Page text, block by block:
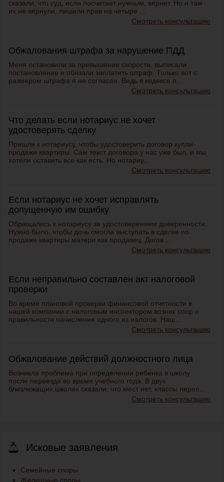
сказали, что суд, если посчитает нужным, вернет. Но и там
их не вернули, лишили прав на четыре ...
Смотреть консультацию
Обжалования штрафа за нарушение ПДД
Меня остановили за превышение скорости, выписали
постановление и обязали заплатить штраф. Только вот с
размером штрафа я не согласен. Ведь в кодексе п...
Смотреть консультацию
Что делать если нотариус не хочет
удостоверять сделку
Пришли к нотариусу, чтобы удостоверить договор купли-
продажи квартиры. Сам текст договора у нас уже был, и мы
хотели оставить все как есть. Но нотариу...
Смотреть консультацию
Если нотариус не хочет исправлять
допущенную им ошибку
Обращались к нотариусу за удостоверением доверенности.
Нужно было, чтобы дочь смогла выступать в сделке по
продаже квартиры матери как продавец. Догов...
Смотреть консультацию
Если неправильно составлен акт налоговой
проверки
Во время плановой проверки финансовой отчетности в
нашей компании с налоговым инспектором возник спор о
правильности начисления одного из налогов. Наш...
Смотреть консультацию
Обжалование действий должностного лица
Возникла проблема при определении ребенка в школу
после переезда во время учебного года. В двух
близлежащих школах сказали, что мест нет, классы переп...
Смотреть консультацию
Исковые заявления
Семейные споры
Жилищные споры